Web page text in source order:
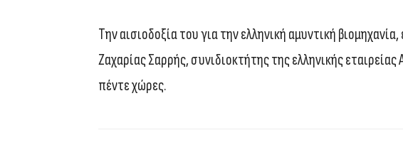
Την αισιοδοξία του για την ελληνική αμυντική
Ζαχαρίας Σαρρής, συνιδιοκτήτης της ελληνικής εταιρείας
πέντε χώρες.